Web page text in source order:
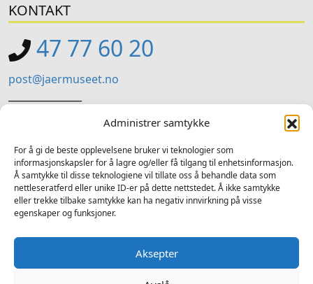
Administrer samtykke
For å gi de beste opplevelsene bruker vi teknologier som
informasjonskapsler for å lagre og/eller få tilgang til enhetsinformasjon.
Å samtykke til disse teknologiene vil tillate oss å behandle data som
nettleseratferd eller unike ID-er på dette nettstedet. Å ikke samtykke
eller trekke tilbake samtykke kan ha negativ innvirkning på visse
egenskaper og funksjoner.
Aksepter
KONTAKT
47 77 60 20
post@jaermuseet.no
Kviavegen 99, Nærbø
SOSIALE MEDIER
Følg oss på sosiale medium for nyheiter og tilbod
Facebook
Instagram
LinkedIn
TripAdvisor
YouTube